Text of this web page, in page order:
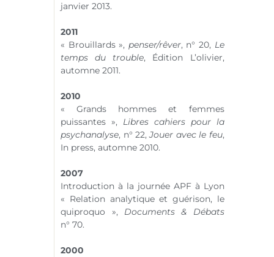
janvier 2013.
2011
« Brouillards », penser/rêver, n° 20, Le
temps du trouble, Édition L’olivier,
automne 2011.
2010
« Grands hommes et femmes
puissantes », Libres cahiers pour la
psychanalyse, n° 22,Jouer avec le feu,
In press, automne 2010.
2007
Introduction à la journée APF à Lyon
« Relation analytique et guérison, le
quiproquo », Documents & Débats
n° 70.
2000